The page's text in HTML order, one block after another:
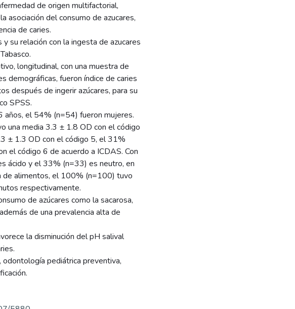
de origen multifactorial,
asociación del consumo de azucares,
de caries.
su relación con la ingesta de azucares
longitudinal, con una muestra de
demográficas, fueron índice de caries
después de ingerir azúcares, para su
SPSS.
el 54% (n=54) fueron mujeres.
una media 3.3 ± 1.8 OD con el código
± 1.3 OD con el código 5, el 31%
el código 6 de acuerdo a ICDAS. Con
ácido y el 33% (n=33) es neutro, en
de alimentos, el 100% (n=100) tuvo
respectivamente.
de azúcares como la sacarosa,
de una prevalencia alta de
la disminución del pH salival
odontología pediátrica preventiva,